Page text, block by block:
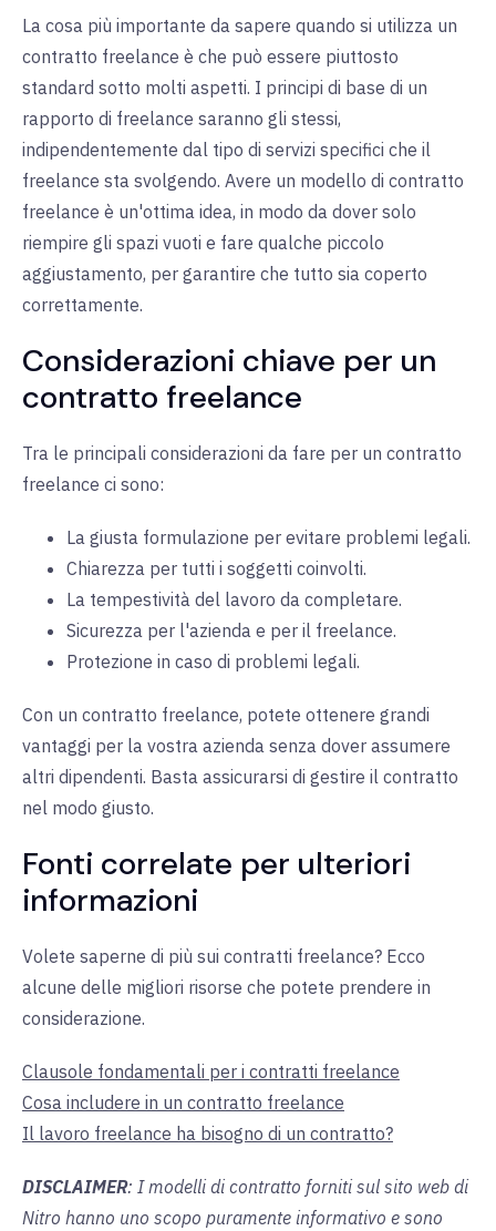
La cosa più importante da sapere quando si utilizza un
contratto freelance è che può essere piuttosto
standard sotto molti aspetti. I principi di base di un
rapporto di freelance saranno gli stessi,
indipendentemente dal tipo di servizi specifici che il
freelance sta svolgendo. Avere un modello di contratto
freelance è un'ottima idea, in modo da dover solo
riempire gli spazi vuoti e fare qualche piccolo
aggiustamento, per garantire che tutto sia coperto
correttamente.
Considerazioni chiave per un
contratto freelance
Tra le principali considerazioni da fare per un contratto
freelance ci sono:
La giusta formulazione per evitare problemi legali.
Chiarezza per tutti i soggetti coinvolti.
La tempestività del lavoro da completare.
Sicurezza per l'azienda e per il freelance.
Protezione in caso di problemi legali.
Con un contratto freelance, potete ottenere grandi
vantaggi per la vostra azienda senza dover assumere
altri dipendenti. Basta assicurarsi di gestire il contratto
nel modo giusto.
Fonti correlate per ulteriori
informazioni
Volete saperne di più sui contratti freelance? Ecco
alcune delle migliori risorse che potete prendere in
considerazione.
Clausole fondamentali per i contratti freelance
Cosa includere in un contratto freelance
Il lavoro freelance ha bisogno di un contratto?
DISCLAIMER: I modelli di contratto forniti sul sito web di
Nitro hanno uno scopo puramente informativo e sono